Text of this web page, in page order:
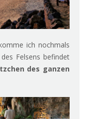
ich nochmals
Felsens befindet
des ganzen